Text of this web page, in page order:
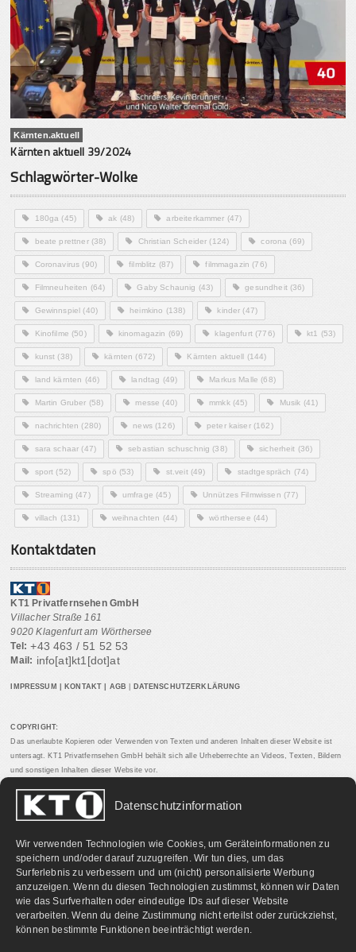
Datenschutzinformation
Wir verwenden Technologien wie Cookies, um Geräteinformationen zu
speichern und/oder darauf zuzugreifen. Wir tun dies, um das
Surferlebnis zu verbessern und um (nicht) personalisierte Werbung
anzuzeigen. Wenn du diesen Technologien zustimmst, können wir Daten
wie das Surfverhalten oder eindeutige IDs auf dieser Website
verarbeiten. Wenn du deine Zustimmung nicht erteilst oder zurückziehst,
können bestimmte Funktionen beeinträchtigt werden.
Kärnten.aktuell
Kärnten aktuell 39/2024
Schlagwörter-Wolke
180ga (45) ak (48) arbeiterkammer (47)
beate prettner(38) Christian Scheider (124) corona (69)
Coronavirus (90) filmblitz (87) filmmagazin (76)
Filmneuheiten (64) Gaby Schaunig (43) gesundheit(36)
Gewinnspiel (40) heimkino (138) kinder (47)
Kinofilme (50) kinomagazin (69) klagenfurt(776) kt1 (53)
kunst (38) kärnten (672) Kärnten aktuell (144)
land kärnten (46) landtag (49) Markus Malle (68)
Martin Gruber (58) messe (40) mmkk(45) Musik (41)
nachrichten (280) news(126) peter kaiser(162)
sara schaar (47) sebastian schuschnig (38) sicherheit (36)
sport (52) spö (53) st.veit(49) stadtgespräch (74)
Streaming (47) umfrage (45) Unnützes Filmwissen (77)
villach (131) weihnachten (44) wörthersee (44)
Kontaktdaten
KT1 Privatfernsehen GmbH
Villacher Straße 161
9020 Klagenfurt am Wörthersee
Tel: +43 463 / 51 52 53
Mail: info[at]kt1[dot]at
IMPRESSUM KONTAKT AGB DATENSCHUTZERKLÄRUNG
COPYRIGHT:
Das unerlaubte Kopieren oder Verwenden von Texten und anderen Inhalten dieser Website ist
untersagt. KT1 Privatfernsehen GmbH behält sich alle Urheberrechte an Videos, Texten, Bildern
und sonstigen Inhalten dieser Website vor.
PARTNERLINKS: